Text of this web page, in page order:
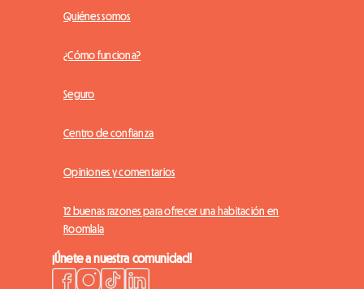
Quiénes somos
¿Cómo funciona?
Seguro
Centro de confianza
Opiniones y comentarios
12 buenas razones para ofrecer una habitación en
Roomlala
¡Únete a nuestra comunidad!